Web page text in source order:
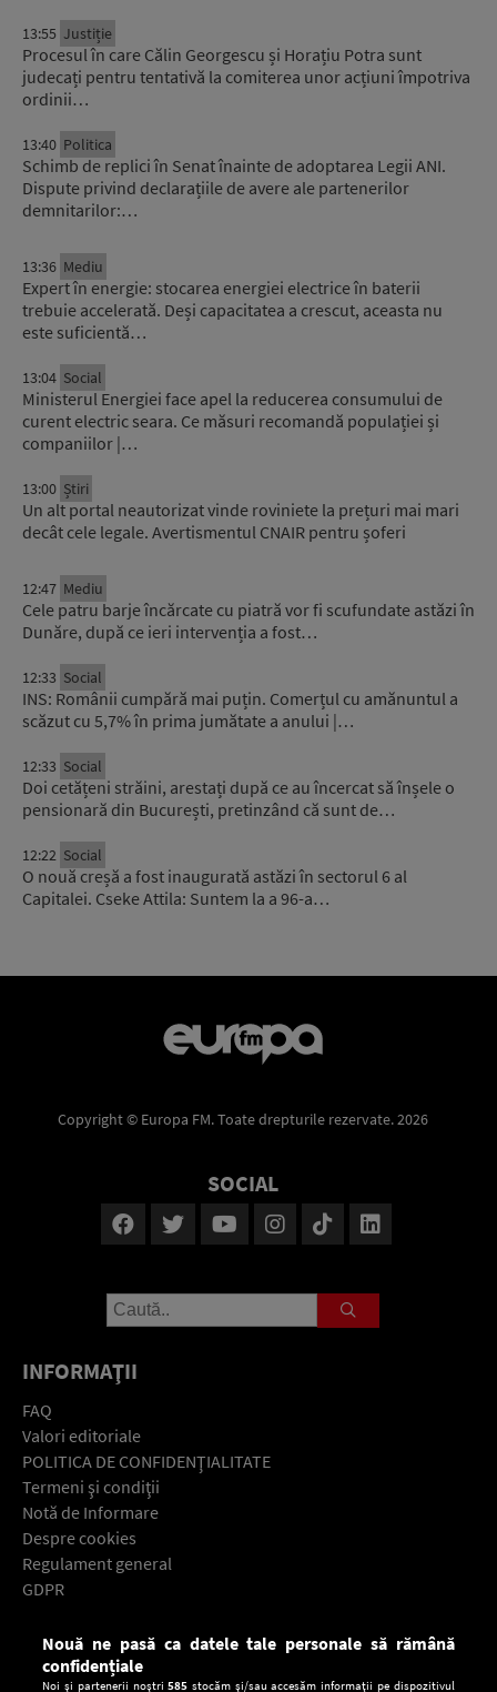
13:55 Justiție
Procesul în care Călin Georgescu și Horațiu Potra sunt
judecați pentru tentativă la comiterea unor acțiuni împotriva
ordinii…
13:40 Politica
Schimb de replici în Senat înainte de adoptarea Legii ANI.
Dispute privind declarațiile de avere ale partenerilor
demnitarilor:…
13:36 Mediu
Expert în energie: stocarea energiei electrice în baterii
trebuie accelerată. Deși capacitatea a crescut, aceasta nu
este suficientă…
13:04 Social
Ministerul Energiei face apel la reducerea consumului de
curent electric seara. Ce măsuri recomandă populației și
companiilor |…
13:00 Știri
Un alt portal neautorizat vinde roviniete la prețuri mai mari
decât cele legale. Avertismentul CNAIR pentru șoferi
12:47 Mediu
Cele patru barje încărcate cu piatră vor fi scufundate astăzi în
Dunăre, după ce ieri intervenția a fost…
12:33 Social
INS: Românii cumpără mai puțin. Comerțul cu amănuntul a
scăzut cu 5,7% în prima jumătate a anului |…
12:33 Social
Doi cetățeni străini, arestați după ce au încercat să înșele o
pensionară din București, pretinzând că sunt de…
12:22 Social
O nouă creșă a fost inaugurată astăzi în sectorul 6 al
Capitalei. Cseke Attila: Suntem la a 96-a…
Copyright © Europa FM. Toate drepturile rezervate. 2026
SOCIAL
INFORMAŢII
FAQ
Valori editoriale
POLITICA DE CONFIDENŢIALITATE
Termeni şi condiţii
Notă de Informare
Despre cookies
Regulament general
GDPR
Descarcă gratuit aplicaţia Europa FM pentru smartphone:
Nouă ne pasă ca datele tale personale să rămână
confidențiale
Noi și partenerii noștri585 stocăm și/sau accesăm informații pe dispozitivul